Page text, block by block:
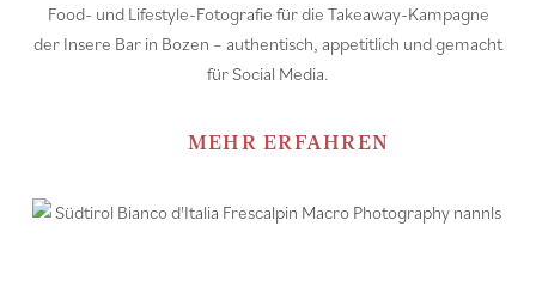
Food- und Lifestyle-Fotografie für die Takeaway-Kampagne
der Insere Bar in Bozen – authentisch, appetitlich und gemacht
für Social Media.
MEHR ERFAHREN